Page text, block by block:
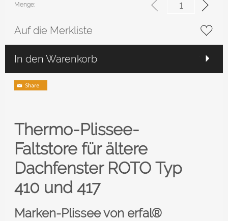
Menge:
Auf die Merkliste
In den Warenkorb
Thermo-Plissee-
Faltstore für ältere
Dachfenster ROTO Typ
410 und 417
Marken-Plissee von erfal®